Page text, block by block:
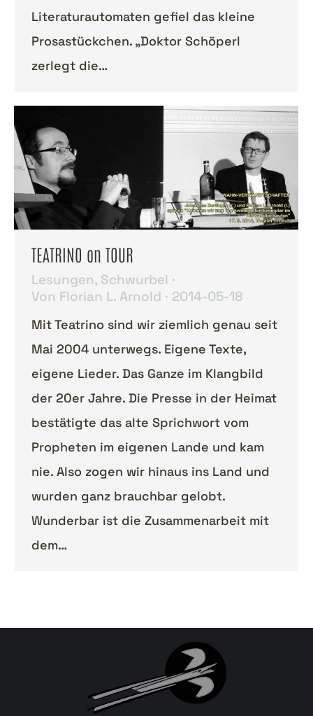
Literaturautomaten gefiel das kleine
Prosastückchen. „Doktor Schöperl
zerlegt die…
TEATRINO on TOUR
Lesungen, Schwurbel
Von Florian L. Arnold 2014-05-18
Mit Teatrino sind wir ziemlich genau seit
Mai 2004 unterwegs. Eigene Texte,
eigene Lieder. Das Ganze im Klangbild
der 20er Jahre. Die Presse in der Heimat
bestätigte das alte Sprichwort vom
Propheten im eigenen Lande und kam
nie. Also zogen wir hinaus ins Land und
wurden ganz brauchbar gelobt.
Wunderbar ist die Zusammenarbeit mit
dem…